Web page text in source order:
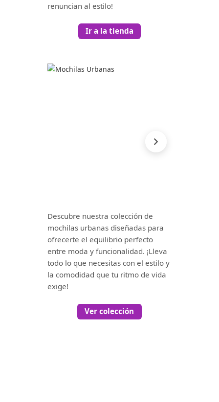
renuncian al estilo!
Ir a la tienda
Descubre nuestra colección de
mochilas urbanas diseñadas para
ofrecerte el equilibrio perfecto
entre moda y funcionalidad. ¡Lleva
todo lo que necesitas con el estilo y
la comodidad que tu ritmo de vida
exige!
Ver colección